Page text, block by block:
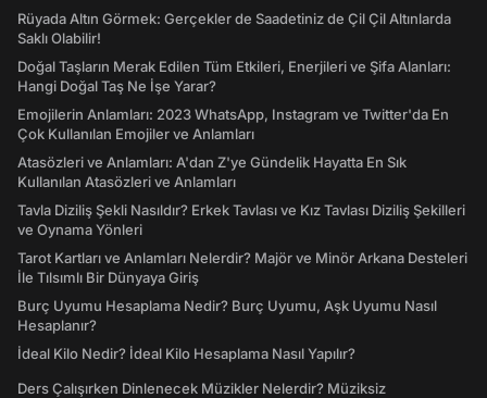
Rüyada Altın Görmek: Gerçekler de Saadetiniz de Çil Çil Altınlarda
Saklı Olabilir!
Doğal Taşların Merak Edilen Tüm Etkileri, Enerjileri ve Şifa Alanları:
Hangi Doğal Taş Ne İşe Yarar?
Emojilerin Anlamları: 2023 WhatsApp, Instagram ve Twitter'da En
Çok Kullanılan Emojiler ve Anlamları
Atasözleri ve Anlamları: A'dan Z'ye Gündelik Hayatta En Sık
Kullanılan Atasözleri ve Anlamları
Tavla Diziliş Şekli Nasıldır? Erkek Tavlası ve Kız Tavlası Diziliş Şekilleri
ve Oynama Yönleri
Tarot Kartları ve Anlamları Nelerdir? Majör ve Minör Arkana Desteleri
İle Tılsımlı Bir Dünyaya Giriş
Burç Uyumu Hesaplama Nedir? Burç Uyumu, Aşk Uyumu Nasıl
Hesaplanır?
İdeal Kilo Nedir? İdeal Kilo Hesaplama Nasıl Yapılır?
Ders Çalışırken Dinlenecek Müzikler Nelerdir? Müziksiz